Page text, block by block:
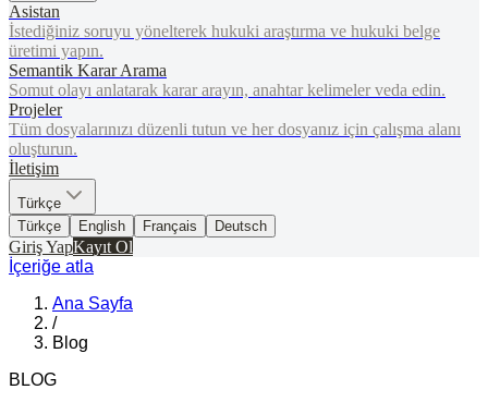
Asistan
İstediğiniz soruyu yönelterek hukuki araştırma ve hukuki belge
üretimi yapın.
Semantik Karar Arama
Somut olayı anlatarak karar arayın, anahtar kelimeler veda edin.
Projeler
Tüm dosyalarınızı düzenli tutun ve her dosyanız için çalışma alanı
oluşturun.
İletişim
Türkçe
Türkçe
English Français Deutsch
Giriş YapKayıt Ol
İçeriğe atla
Ana Sayfa
/
Blog
BLOG